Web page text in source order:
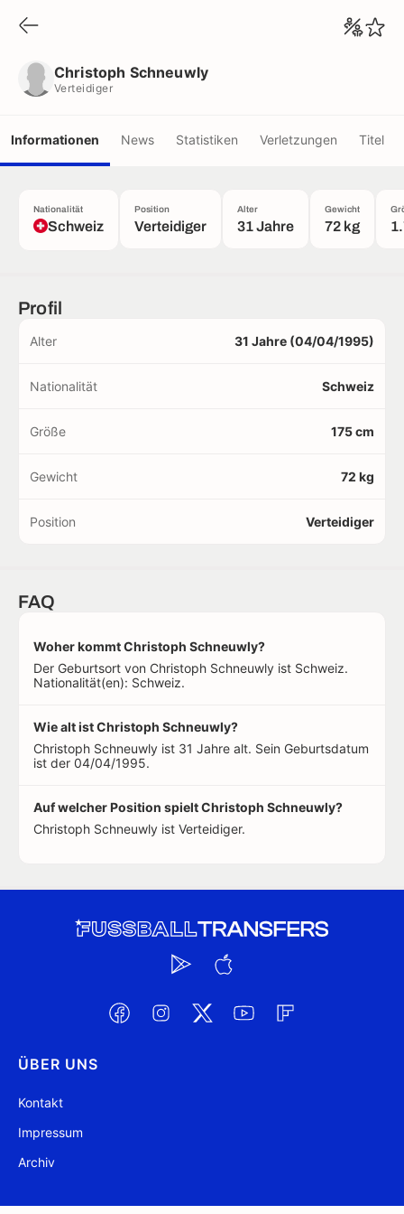
Christoph Schneuwly
Verteidiger
Informationen News Statistiken Verletzungen Titel
Nationalität
Schweiz
Position
Verteidiger
Alter
31 Jahre
Gewicht
72 kg
Profil
Alter 31 Jahre (04/04/1995)
Nationalität Schweiz
Größe 175 cm
Gewicht 72 kg
Position Verteidiger
FAQ
Woher kommt Christoph Schneuwly?
Der Geburtsort von Christoph Schneuwly ist Schweiz.
Nationalität(en): Schweiz.
Wie alt ist Christoph Schneuwly?
Christoph Schneuwly ist 31 Jahre alt. Sein Geburtsdatum
ist der 04/04/1995.
Auf welcher Position spielt Christoph Schneuwly?
Christoph Schneuwly ist Verteidiger.
ÜBER UNS
Kontakt
Impressum
Archiv